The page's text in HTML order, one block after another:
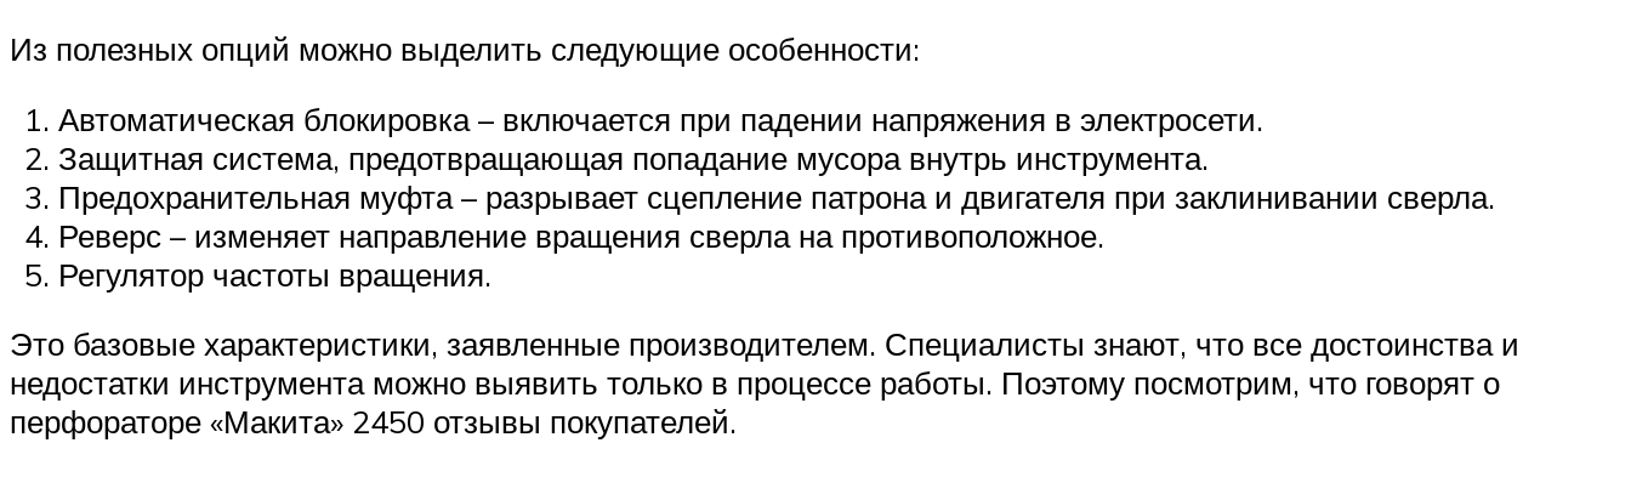
Из полезных опций можно выделить следующие особенности:
Автоматическая блокировка – включается при падении напряжения в электросети.
Защитная система, предотвращающая попадание мусора внутрь инструмента.
Предохранительная муфта – разрывает сцепление патрона и двигателя при заклинивании сверла.
Реверс – изменяет направление вращения сверла на противоположное.
Регулятор частоты вращения.
Это базовые характеристики, заявленные производителем. Специалисты знают, что все достоинства и
недостатки инструмента можно выявить только в процессе работы. Поэтому посмотрим, что говорят о
перфораторе «Макита» 2450 отзывы покупателей.